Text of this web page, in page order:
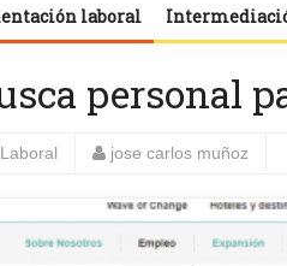
laboral
personal
jose carlos muñoz